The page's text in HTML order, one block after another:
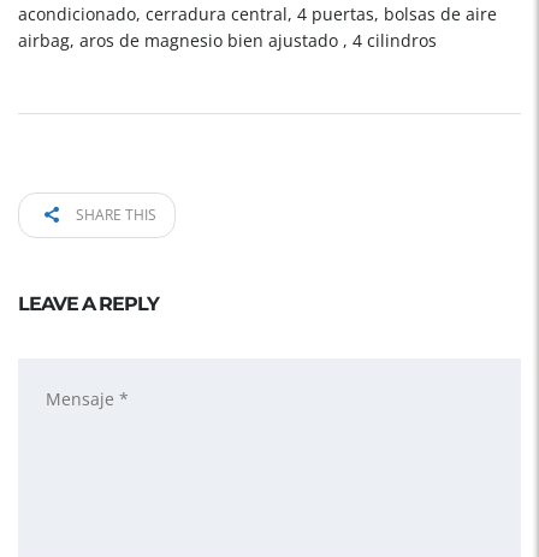
acondicionado, cerradura central, 4 puertas, bolsas de aire
airbag, aros de magnesio bien ajustado , 4 cilindros
SHARE THIS
LEAVE A REPLY